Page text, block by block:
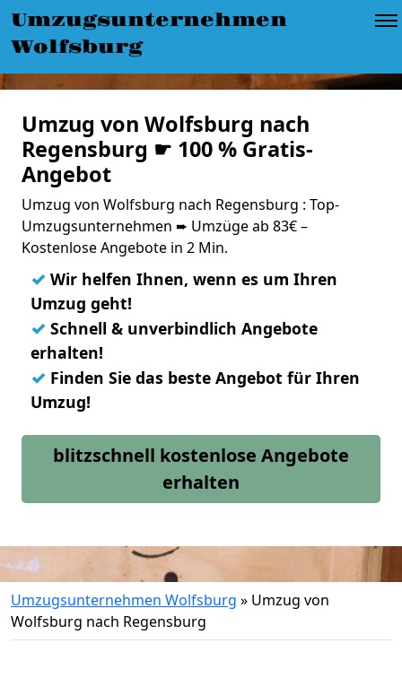
Umzugsunternehmen
Wolfsburg
Umzug von Wolfsburg nach
Regensburg ☛ 100 % Gratis-
Angebot
Umzug von Wolfsburg nach Regensburg : Top-
Umzugsunternehmen ➨ Umzüge ab 83€ –
Kostenlose Angebote in 2 Min.
✓ Wir helfen Ihnen, wenn es um Ihren
Umzug geht!
✓ Schnell & unverbindlich Angebote
erhalten!
✓ Finden Sie das beste Angebot für Ihren
Umzug!
blitzschnell kostenlose Angebote
erhalten
Umzugsunternehmen Wolfsburg » Umzug von
Wolfsburg nach Regensburg